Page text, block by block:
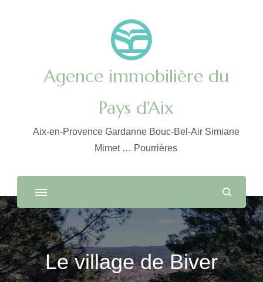
Agence immobilière du
Pays d'Aix
Aix-en-Provence Gardanne Bouc-Bel-Air Simiane
Mimet … Pourrières
Le village de Biver